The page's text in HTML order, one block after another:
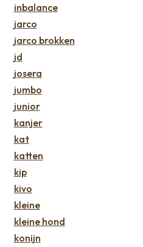
inbalance
jarco
jarco brokken
jd
josera
jumbo
junior
kanjer
kat
katten
kip
kivo
kleine
kleine hond
konijn